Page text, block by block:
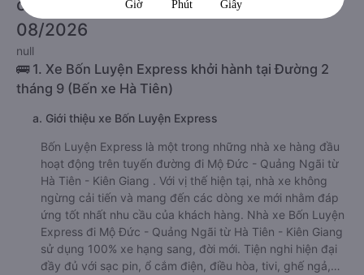
chất lượng cao, uy tín, giá rẻ nhất
08/2026
null
🚌 1. Xe Bốn Luyện Express khởi hành tại Đường 2
tháng 9 (Bến xe Hà Tiên)
a. Giới thiệu xe Bốn Luyện Express
Bốn Luyện Express là một trong những nhà xe hàng đầu
hoạt động trên tuyến đường đi Mộ Đức - Quảng Ngãi từ
Hà Tiên - Kiên Giang . Với vị thế hiện tại, nhà xe không
ngừng cải tiến và mang đến các dòng xe mới nhằm đáp
ứng tốt nhất nhu cầu của khách hàng. Nhà xe Bốn Luyện
Express đi Mộ Đức - Quảng Ngãi từ Hà Tiên - Kiên Giang
sử dụng 100% xe hạng sang, đời mới. Tiện nghi hiện đại
đầy đủ với sạc pin, ổ cắm điện, điều hòa, tivi, ghế ngả,…